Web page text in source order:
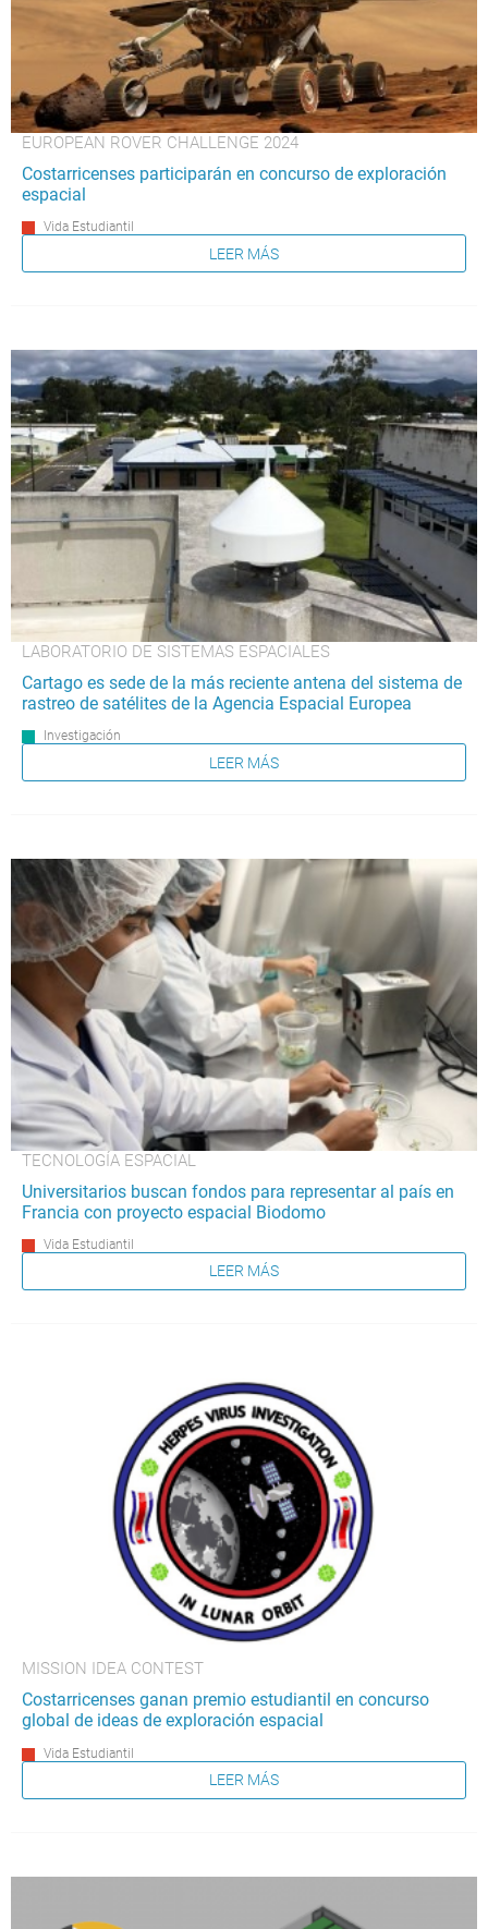
EUROPEAN ROVER CHALLENGE 2024
Costarricenses participarán en concurso de exploración
espacial
Vida Estudiantil
LEER MÁS
LABORATORIO DE SISTEMAS ESPACIALES
Cartago es sede de la más reciente antena del sistema de
rastreo de satélites de la Agencia Espacial Europea
Investigación
LEER MÁS
TECNOLOGÍA ESPACIAL
Universitarios buscan fondos para representar al país en
Francia con proyecto espacial Biodomo
Vida Estudiantil
LEER MÁS
MISSION IDEA CONTEST
Costarricenses ganan premio estudiantil en concurso
global de ideas de exploración espacial
Vida Estudiantil
LEER MÁS